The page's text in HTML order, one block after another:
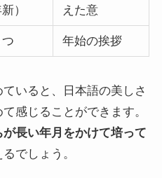
）
えた意
年始の挨拶
ていると、日本語の美しさ
感じることができます。
が長い年月をかけて培って
でしょう。